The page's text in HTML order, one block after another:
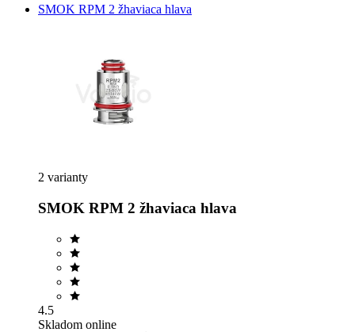
SMOK RPM 2 žhaviaca hlava
2 varianty
SMOK RPM 2 žhaviaca hlava
4.5
Skladom online